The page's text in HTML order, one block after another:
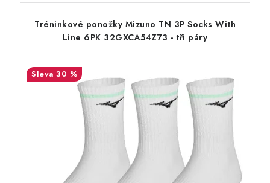
Tréninkové ponožky Mizuno TN 3P Socks With
Line 6PK 32GXCA54Z73 - tři páry
30 %